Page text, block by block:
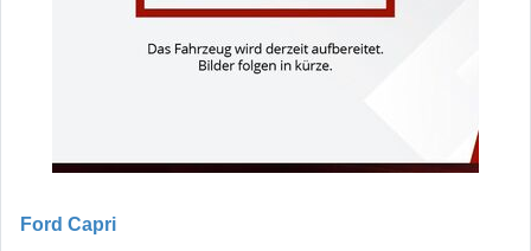
Ford Capri